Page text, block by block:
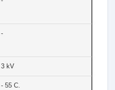
-
3 kV
- 55 C.